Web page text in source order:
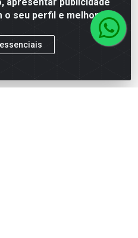
Ver preço
o seu perfil e melhorar a